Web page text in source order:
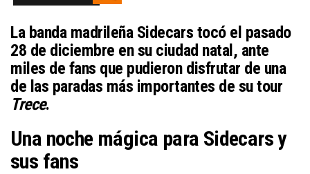
La banda madrileña Sidecars tocó el pasado
28 de diciembre en su ciudad natal, ante
miles de fans que pudieron disfrutar de una
de las paradas más importantes de su tour
Trece.
Una noche mágica para Sidecars y
sus fans